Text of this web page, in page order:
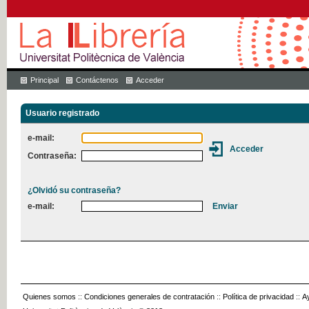
Principal Contáctenos Acceder
Usuario registrado
e-mail:
Contraseña:
¿Olvidó su contraseña?
e-mail:
Quienes somos :: Condiciones generales de contratación :: Política de privacidad ::